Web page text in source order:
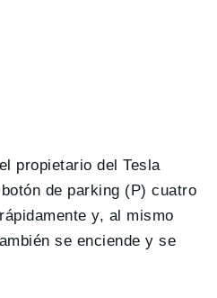
propietario del Tesla
de parking (P) cuatro
y, al mismo
se enciende y se